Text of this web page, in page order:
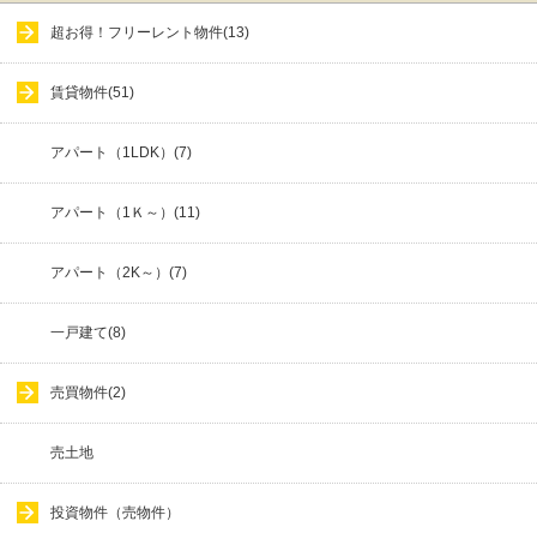
超お得！フリーレント物件(13)
賃貸物件(51)
アパート（1LDK）(7)
アパート（1Ｋ～）(11)
アパート（2K～）(7)
一戸建て(8)
売買物件(2)
売土地
投資物件（売物件）